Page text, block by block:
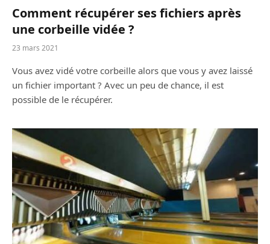
Comment récupérer ses fichiers après
une corbeille vidée ?
23 mars 2021
Vous avez vidé votre corbeille alors que vous y avez laissé
un fichier important ? Avec un peu de chance, il est
possible de le récupérer.